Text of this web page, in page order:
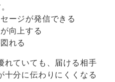
ージが発信できる
向上する
れる
れていても、届ける相手
十分に伝わりにくくなる